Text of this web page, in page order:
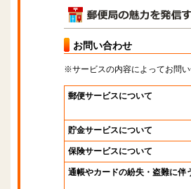
お問い合わせ
※サービスの内容によってお問
郵便サービスについて
貯金サービスについて
保険サービスについて
通帳やカードの紛失・盗難に伴